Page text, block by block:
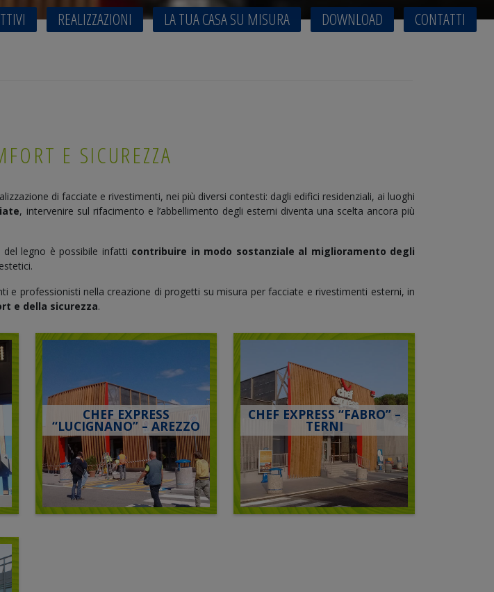
REALIZZAZIONI LA TUA CASA SU MISURA DOWNLOAD CONTATTI
E SICUREZZA
di facciate e rivestimenti, nei più diversi contesti: dagli edifici residenziali, ai luoghi
, intervenire sul rifacimento e l’abbellimento degli esterni diventa una scelta ancora più
legno è possibile infatti contribuire in modo sostanziale al miglioramento degli
e professionisti nella creazione di progetti su misura per facciate e rivestimenti esterni, in
e della sicurezza.
CHEF EXPRESS
“LUCIGNANO” – AREZZO
CHEF EXPRESS “FABRO” –
TERNI